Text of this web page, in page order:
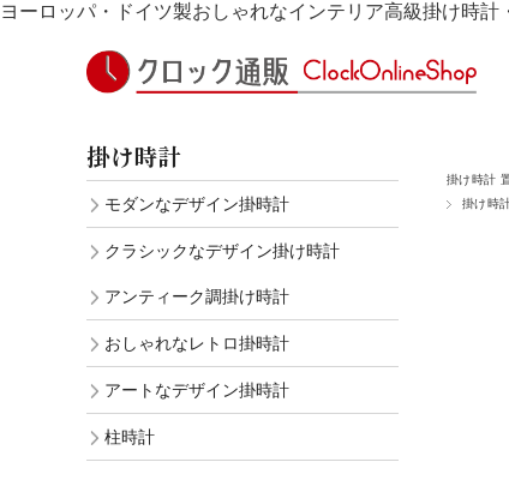
ヨーロッパ・ドイツ製おしゃれなインテリア高級掛け時
掛け時計
掛け時
掛け時計
モダンなデザイン掛時計
クラシックなデザイン掛け時計
アンティーク調掛け時計
おしゃれなレトロ掛時計
アートなデザイン掛時計
柱時計